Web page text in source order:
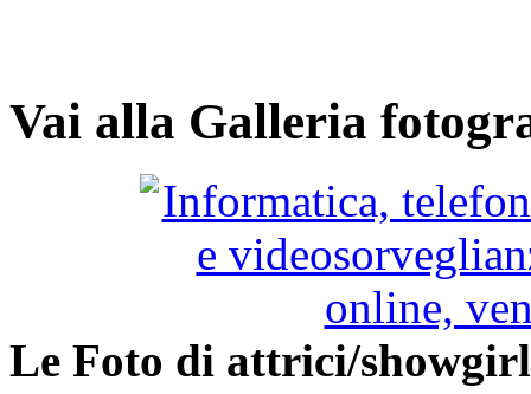
Vai alla Galleria
Le Foto di attrici/